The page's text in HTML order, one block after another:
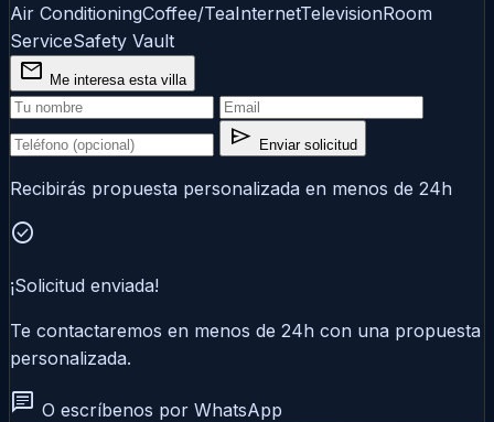
Air ConditioningCoffee/TeaInternetTelevisionRoom
ServiceSafety Vault
mail Me interesa esta villa
send Enviar solicitud
Recibirás propuesta personalizada en menos de 24h
check_circle
¡Solicitud enviada!
Te contactaremos en menos de 24h con una propuesta
personalizada.
chat O escríbenos por WhatsApp